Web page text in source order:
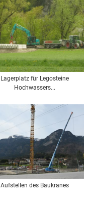
Lagerplatz für Legosteine
Hochwassers...
Aufstellen des Baukranes